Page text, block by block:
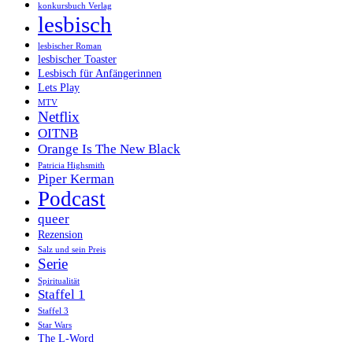
konkursbuch Verlag
lesbisch
lesbischer Roman
lesbischer Toaster
Lesbisch für Anfängerinnen
Lets Play
MTV
Netflix
OITNB
Orange Is The New Black
Patricia Highsmith
Piper Kerman
Podcast
queer
Rezension
Salz und sein Preis
Serie
Spiritualität
Staffel 1
Staffel 3
Star Wars
The L-Word